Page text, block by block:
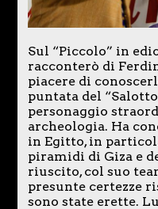
Sul “Piccolo” in
racconterò di
piacere di
puntata del
personaggio
archeologia. Ha
in Egitto, in
piramidi di Giza e
riuscito, col suo
presunte certezze
sono state erette.